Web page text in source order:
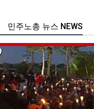
주노총 뉴스 NEWS